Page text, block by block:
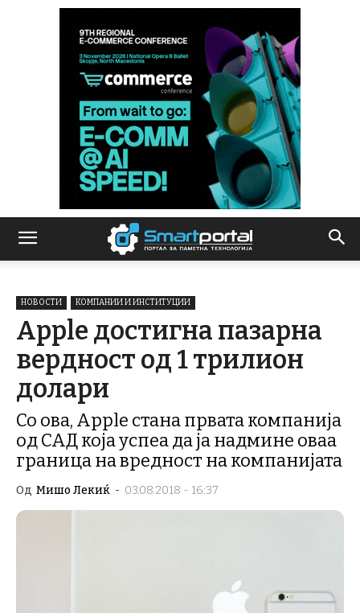
НОВОСТИ КОМПАНИИ И ИНСТИТУЦИИ
Apple достигна пазарна
вердност од 1 трилион
долари
Со ова, Apple стана првата компанија
од САД која успеа да ја надмине оваа
граница на вредност на компанијата
Од Мишо Лекиќ - 03.08.2018 - 16:37